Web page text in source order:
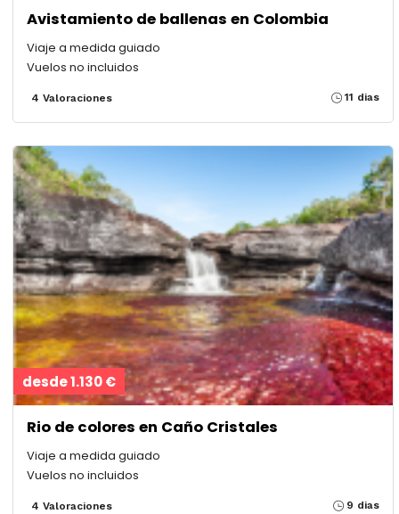
Avistamiento de ballenas en Colombia
Viaje a medida guiado
Vuelos no incluidos
4 Valoraciones 11 dias
desde 1.130 €
Rio de colores en Caño Cristales
Viaje a medida guiado
Vuelos no incluidos
4 Valoraciones 9 dias